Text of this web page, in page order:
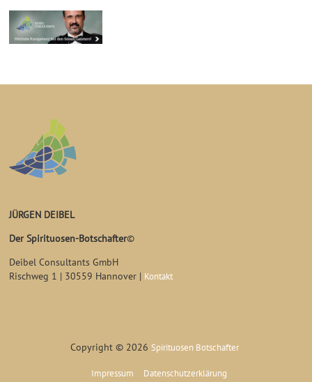
JÜRGEN DEIBEL
Der Spirituosen-Botschafter©
Deibel Consultants GmbH
Rischweg 1 | 30559 Hannover | Kontakt
Copyright © 2026 Spirituosen Botschafter
Impressum Datenschutzerklärung